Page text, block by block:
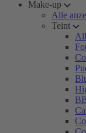
Make-up
Alle
Teint